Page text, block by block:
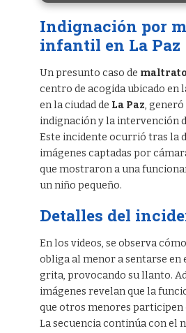
Indignación por
infantil en La Paz
Un presunto caso de
centro de acogida ubicado en
en la ciudad de La Paz,
indignación y la intervención
Este incidente ocurrió tras la
imágenes captadas por
que mostraron a una
un niño pequeño.
Detalles del
En los videos, se observa
obliga al menor a sentarse en
grita, provocando su llanto.
imágenes revelan que la
que otros menores participen
La secuencia continúa con el